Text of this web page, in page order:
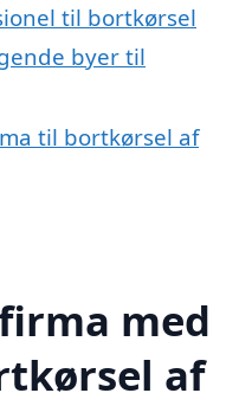
til bortkørsel
byer til
til bortkørsel af
med
af